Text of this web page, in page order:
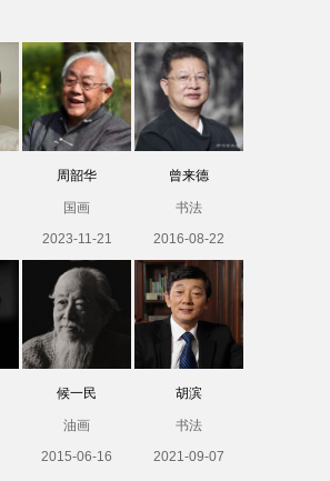
周韶华
国画
2023-11-21
曾来德
书法
2016-08-22
候一民
油画
2015-06-16
胡滨
书法
2021-09-07